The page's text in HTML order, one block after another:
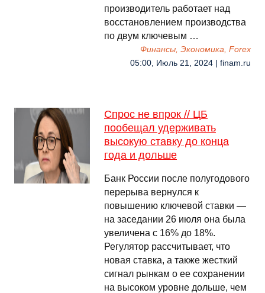
производитель работает над
восстановлением производства
по двум ключевым …
Финансы, Экономика, Forex
05:00, Июль 21, 2024 | finam.ru
Спрос не впрок // ЦБ
пообещал удерживать
высокую ставку до конца
года и дольше
Банк России после полугодового
перерыва вернулся к
повышению ключевой ставки —
на заседании 26 июля она была
увеличена с 16% до 18%.
Регулятор рассчитывает, что
новая ставка, а также жесткий
сигнал рынкам о ее сохранении
на высоком уровне дольше, чем